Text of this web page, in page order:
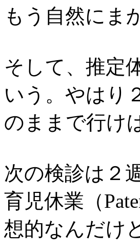
もう自然にま
そして、推定
いう。やはり
のままで行け
次の検診は２
育児休業（
想的なんだけ